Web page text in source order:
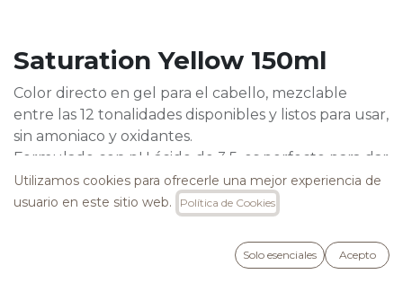
Saturation Yellow 150ml
Color directo en gel para el cabello, mezclable
entre las 12 tonalidades disponibles y listos para usar,
sin amoniaco y oxidantes.
Formulado con pH ácido de 3,5, es perfecto para dar
nuevos reflejos al cabello natural, colorado o
decolorado.
Utilizamos cookies para ofrecerle una mejor experiencia de
usuario en este sitio web.
Política de Cookies
Solo esenciales Acepto